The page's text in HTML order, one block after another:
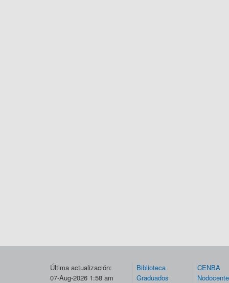
Última actualización:
07-Aug-2026 1:58 am
Biblioteca
Graduados
CENBA